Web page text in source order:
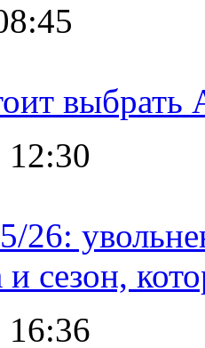
выбрать
12:30
26:
и сезон,
16:36